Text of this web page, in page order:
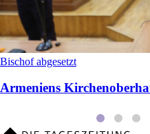
Bischof abgesetzt
Armeniens